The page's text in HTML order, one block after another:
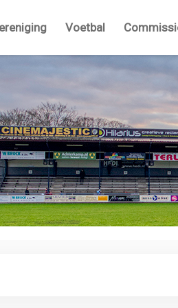
Voetbal